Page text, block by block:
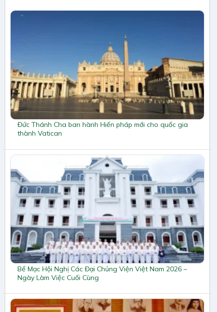
Đức Thánh Cha ban hành Hiến pháp mới cho quốc gia
thành Vatican
Bế Mạc Hội Nghị Các Đại Chủng Viện Việt Nam 2026 –
Ngày Làm Việc Cuối Cùng